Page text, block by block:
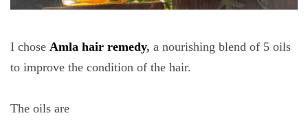
I chose Amla hair remedy, a nourishing blend of 5 oils
to improve the condition of the hair.
The oils are